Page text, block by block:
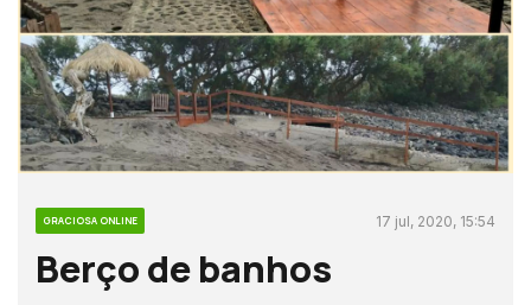
GRACIOSA ONLINE 17 jul, 2020, 15:54
Berço de banhos